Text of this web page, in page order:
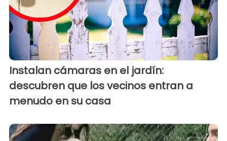
Instalan cámaras en el jardín:
descubren que los vecinos entran a
menudo en su casa